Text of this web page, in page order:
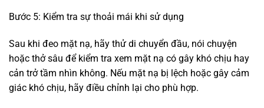
Bước 5: Kiểm tra sự thoải mái khi sử dụng
Sau khi đeo mặt nạ, hãy thử di chuyển đầu, nói chuyện
hoặc thở sâu để kiểm tra xem mặt nạ có gây khó chịu hay
cản trở tầm nhìn không. Nếu mặt nạ bị lệch hoặc gây cảm
giác khó chịu, hãy điều chỉnh lại cho phù hợp.